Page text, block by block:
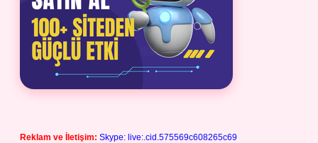
Reklam ve İletişim: Skype: live:.cid.575569c608265c69